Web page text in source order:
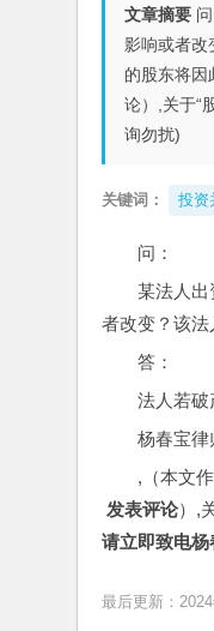
文章摘要
影响或者改
的股东将因
论）,关于“
询勿扰)
关键词： 投资
问：
某法人出
者改变？该法
答：
法人若破
杨春宝律
,（本文
发表评论）,
请立即致电杨
最后更新：